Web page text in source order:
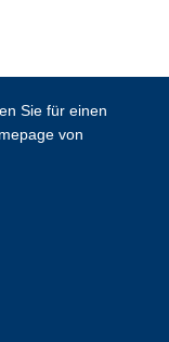
Sie für einen
von